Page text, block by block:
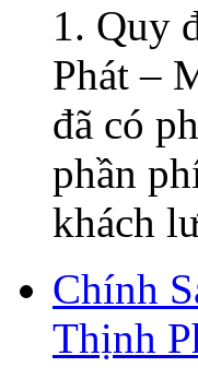
1. Quy
Phát –
đã có
phần
khách
Chính
Thịnh